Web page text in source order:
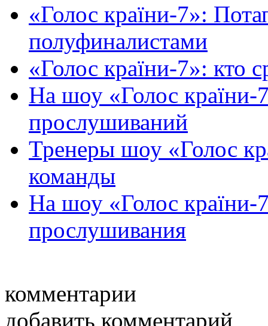
«Голос країни-7»:
полуфиналистами
«Голос країни-7»: кто
На шоу «Голос країни-
прослушиваний
Тренеры шоу «Голос
команды
На шоу «Голос країни-
прослушивания
комментарии
добавить комментарий